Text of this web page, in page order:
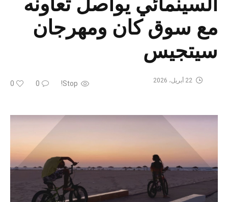
مع سوق كان ومهرجان
سيتجيس
Stop!
0
0 22 أبريل، 2026